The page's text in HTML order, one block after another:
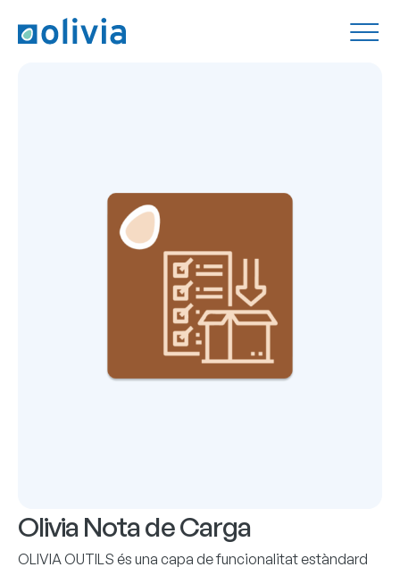
Olivia Nota de Carga
OLIVIA OUTILS és una capa de funcionalitat estàndard